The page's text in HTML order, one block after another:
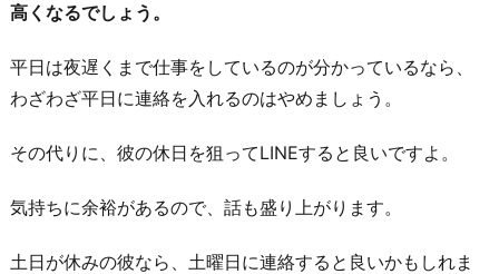
高くなるでしょう。
平日は夜遅くまで仕事をしているのが分かっているなら、
わざわざ平日に連絡を入れるのはやめましょう。
その代りに、彼の休日を狙ってLINEすると良いですよ。
気持ちに余裕があるので、話も盛り上がります。
土日が休みの彼なら、土曜日に連絡すると良いかもしれま